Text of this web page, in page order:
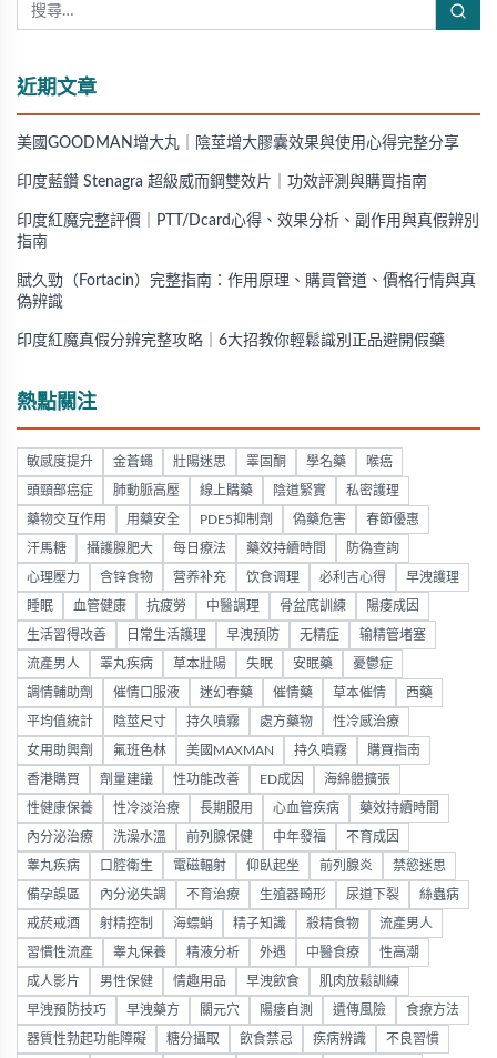
近期文章
美國GOODMAN增大丸｜陰莖增大膠囊效果與使用心得完整分享
印度藍鑽 Stenagra 超級威而鋼雙效片｜功效評測與購買指南
印度紅魔完整評價｜PTT/Dcard心得、效果分析、副作用與真假辨別
指南
賦久勁（Fortacin）完整指南：作用原理、購買管道、價格行情與真
偽辨識
印度紅魔真假分辨完整攻略｜6大招教你輕鬆識別正品避開假藥
熱點關注
敏感度提升 金蒼蠅 壯陽迷思 睪固酮 學名藥 喉癌
頭頸部癌症 肺動脈高壓 線上購藥 陰道緊實 私密護理
藥物交互作用 用藥安全 PDE5抑制劑 偽藥危害 春節優惠
汗馬糖 攝護腺肥大 每日療法 藥效持續時間 防偽查詢
心理壓力 含锌食物 营养补充 饮食调理 必利吉心得 早洩護理
睡眠 血管健康 抗疲勞 中醫調理 骨盆底訓練 陽痿成因
生活習得改善 日常生活護理 早洩預防 无精症 输精管堵塞
流產男人 睪丸疾病 草本壯陽 失眠 安眠藥 憂鬱症
調情輔助劑 催情口服液 迷幻春藥 催情藥 草本催情 西藥
平均值統計 陰莖尺寸 持久噴霧 處方藥物 性冷感治療
女用助興劑 氟班色林 美國MAXMAN 持久噴霧 購買指南
香港購買 劑量建議 性功能改善 ED成因 海綿體擴張
性健康保養 性冷淡治療 長期服用 心血管疾病 藥效持續時間
內分泌治療 洗澡水溫 前列腺保健 中年發福 不育成因
睾丸疾病 口腔衛生 電磁輻射 仰臥起坐 前列腺炎 禁慾迷思
備孕誤區 內分泌失調 不育治療 生殖器畸形 尿道下裂 絲蟲病
戒菸戒酒 射精控制 海螵蛸 精子知識 殺精食物 流產男人
習慣性流產 睾丸保養 精液分析 外遇 中醫食療 性高潮
成人影片 男性保健 情趣用品 早洩飲食 肌肉放鬆訓練
早洩預防技巧 早洩藥方 關元穴 陽痿自測 遺傳風險 食療方法
器質性勃起功能障礙 糖分攝取 飲食禁忌 疾病辨識 不良習慣